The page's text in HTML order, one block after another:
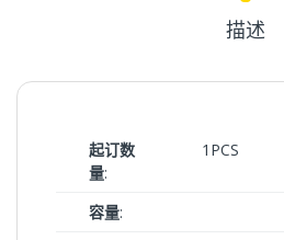
描述
起订数
量:
1PCS
容量: